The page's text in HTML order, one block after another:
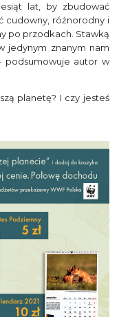
lat, by zbudować
cudowny, różnorodny i
po przodkach. Stawką
jedynym znanym nam
podsumowuje autor w
planetę? I czy jesteś